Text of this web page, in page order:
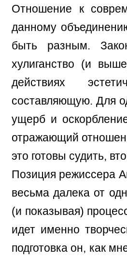
Отношение к
данному
быть разным.
хулиганство (и
действиях
составляющую. Для
ущерб и
отражающий
это готовы судить,
Позиция режиссера
весьма далека от
(и показывая)
идет именно
подготовка он, как